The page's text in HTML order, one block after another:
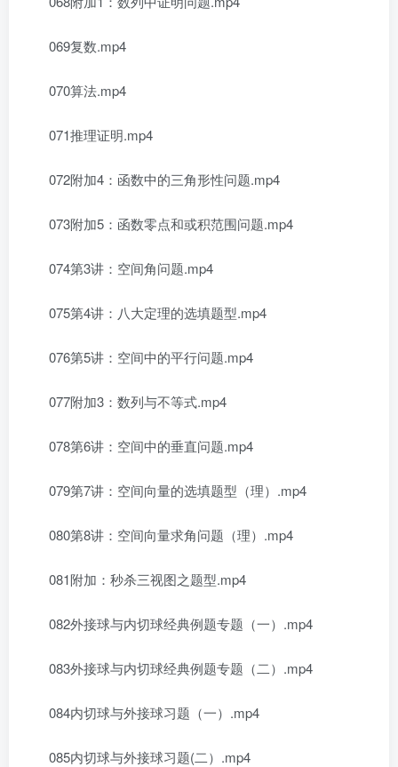
069复数.mp4
070算法.mp4
071推理证明.mp4
072附加4：函数中的三角形性问题.mp4
073附加5：函数零点和或积范围问题.mp4
074第3讲：空间角问题.mp4
075第4讲：八大定理的选填题型.mp4
076第5讲：空间中的平行问题.mp4
077附加3：数列与不等式.mp4
078第6讲：空间中的垂直问题.mp4
079第7讲：空间向量的选填题型（理）.mp4
080第8讲：空间向量求角问题（理）.mp4
081附加：秒杀三视图之题型.mp4
082外接球与内切球经典例题专题（一）.mp4
083外接球与内切球经典例题专题（二）.mp4
084内切球与外接球习题（一）.mp4
085内切球与外接球习题(二）.mp4